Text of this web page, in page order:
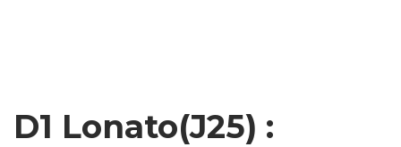
D1 Lonato(J25) :